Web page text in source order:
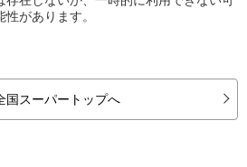
性があります。
国スーパートップへ